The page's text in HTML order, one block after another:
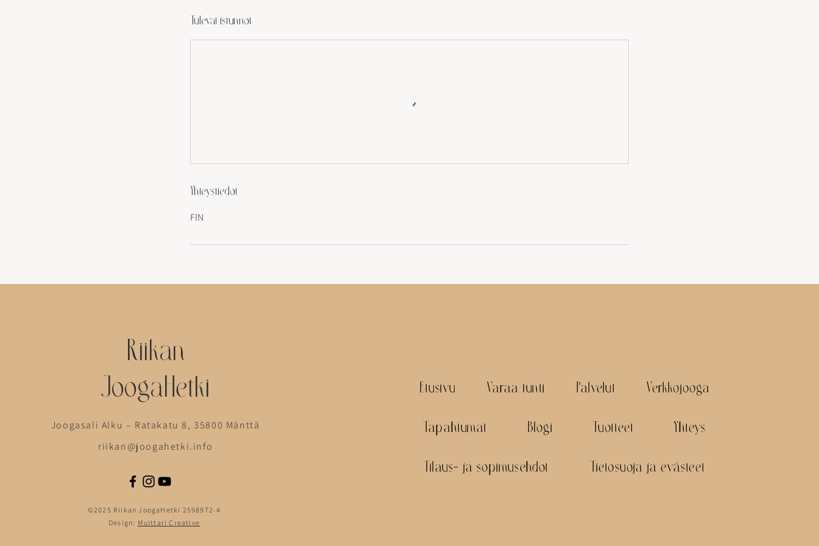
Tulevat istunnot
Yhteystiedot
FIN
Riikan
JoogaHetki
Joogasali Alku – Ratakatu 8, 35800 Mänttä
riikan@joogahetki.info
©2025 Riikan JoogaHetki 2598972-4
Design: Muittari Creative
Etusivu Varaa tunti Palvelut Verkkojooga
Tapahtumat Blogi Tuotteet Yhteys
Tilaus- ja sopimusehdot Tietosuoja ja evästeet